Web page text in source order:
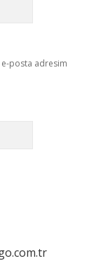
e-posta adresim